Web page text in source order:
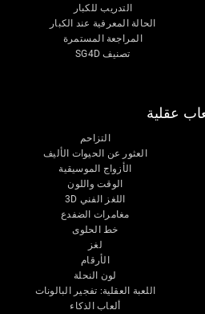
التدريب للكبار
الحالة المعرفية عند الكبار
المراجعة المستمرة
تصنيف SG4D
عقلية
التزاحم
العثور عن الحيوات الأليف
الأزواج الموسيقية
الوقت واللون
اللغز الفني 3D
مغامرات الضفدع
خط الحلوى
لغز
الأرقام
لون النحلة
اللعبة العقلية: تفجير البالونات
ألعاب الذكاء